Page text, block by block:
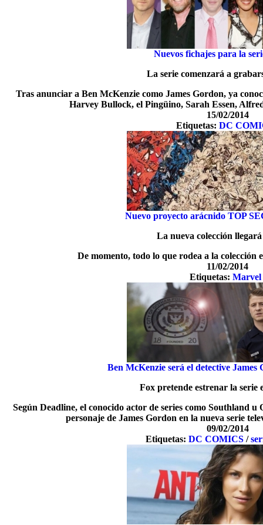
Nuevos fichajes para la
La serie comenzará a
Tras anunciar a Ben McKenzie como James Gordon, ya
Harvey Bullock, el Pingüino, Sarah Essen,
15/02/2014
Etiquetas:DC
Nuevo proyecto arácnido TOP
La nueva colección
De momento, todo lo que rodea a la colección
11/02/2014
Etiquetas: Marvel
Ben McKenzie será el detective
Fox pretende estrenar la serie
Según Deadline, el conocido actor de series como Southland
personaje de James Gordon en la nueva serie
09/02/2014
Etiquetas: DC COMICS /